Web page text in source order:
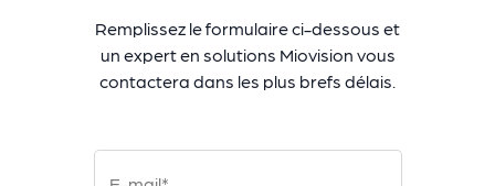
Remplissez le formulaire ci-dessous et
un expert en solutions Miovision vous
contactera dans les plus brefs délais.